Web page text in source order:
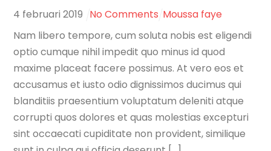
4 februari 2019 No Comments Moussa faye
Nam libero tempore, cum soluta nobis est eligendi
optio cumque nihil impedit quo minus id quod
maxime placeat facere possimus. At vero eos et
accusamus et iusto odio dignissimos ducimus qui
blanditiis praesentium voluptatum deleniti atque
corrupti quos dolores et quas molestias excepturi
sint occaecati cupiditate non provident, similique